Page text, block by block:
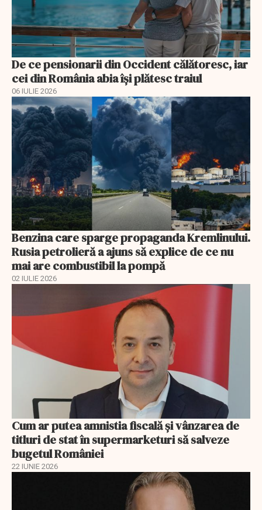
De ce pensionarii din Occident călătoresc, iar
cei din România abia își plătesc traiul
06 IULIE 2026
Benzina care sparge propaganda Kremlinului.
Rusia petrolieră a ajuns să explice de ce nu
mai are combustibil la pompă
02 IULIE 2026
Cum ar putea amnistia fiscală și vânzarea de
titluri de stat în supermarketuri să salveze
bugetul României
22 IUNIE 2026